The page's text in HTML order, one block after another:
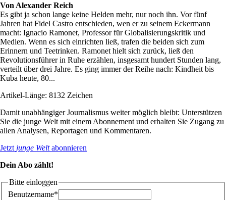
Von Alexander Reich
Es gibt ja schon lange keine Helden mehr, nur noch ihn. Vor fünf
Jahren hat Fidel Castro entschieden, wen er zu seinem Eckermann
macht: Ignacio Ramonet, Professor für Globalisierungskritik und
Medien. Wenn es sich einrichten ließ, trafen die beiden sich zum
Erinnern und Teetrinken. Ramonet hielt sich zurück, ließ den
Revolutionsführer in Ruhe erzählen, insgesamt hundert Stunden lang,
verteilt über drei Jahre. Es ging immer der Reihe nach: Kindheit bis
Kuba heute, 80...
Artikel-Länge: 8132 Zeichen
Damit unabhängiger Journalismus weiter möglich bleibt: Unterstützen
Sie die junge Welt mit einem Abonnement und erhalten Sie Zugang zu
allen Analysen, Reportagen und Kommentaren.
Jetzt junge Weltabonnieren
Dein Abo zählt!
Bitte einloggen
Benutzername*